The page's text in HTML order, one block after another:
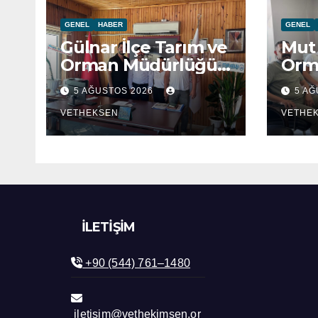
GENEL HABER
Gülnar İlçe Tarım ve
Orman Müdürlüğü
ziyaret edildi.
5 AĞUSTOS 2026
VETHEKSEN
GENEL
Mut
5
İLETIŞIM
+90 (544) 761–1480
iletisim@vethekimsen.or